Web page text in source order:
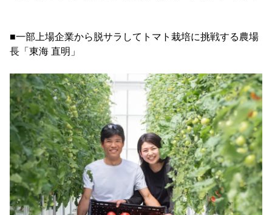
■一部上場企業から脱サラしてトマト栽培に挑戦する農場
長「東海 直明」